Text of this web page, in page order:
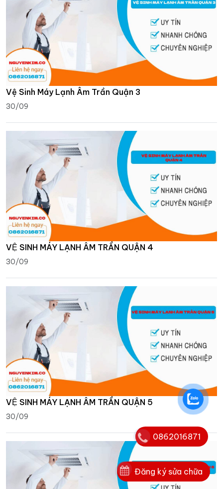
Vệ Sinh Máy Lạnh Âm Trần Quận 3
30/09
VỆ SINH MÁY LẠNH ÂM TRẦN QUẬN 4
30/09
VỆ SINH MÁY LẠNH ÂM TRẦN QUẬN 5
30/09
Đăng ký sửa chữa
0862016871